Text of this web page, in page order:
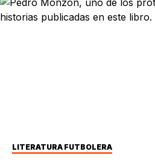
LITERATURA FUTBOLERA